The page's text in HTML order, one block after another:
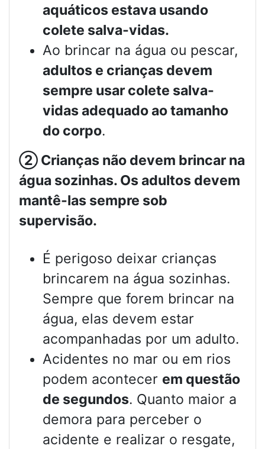
aquáticos estava usando
colete salva-vidas.
Ao brincar na água ou pescar,
adultos e crianças devem
sempre usar colete salva-
vidas adequado ao tamanho
do corpo.
② Crianças não devem brincar na
água sozinhas. Os adultos devem
mantê-las sempre sob
supervisão.
É perigoso deixar crianças
brincarem na água sozinhas.
Sempre que forem brincar na
água, elas devem estar
acompanhadas por um adulto.
Acidentes no mar ou em rios
podem acontecer em questão
de segundos. Quanto maior a
demora para perceber o
acidente e realizar o resgate,